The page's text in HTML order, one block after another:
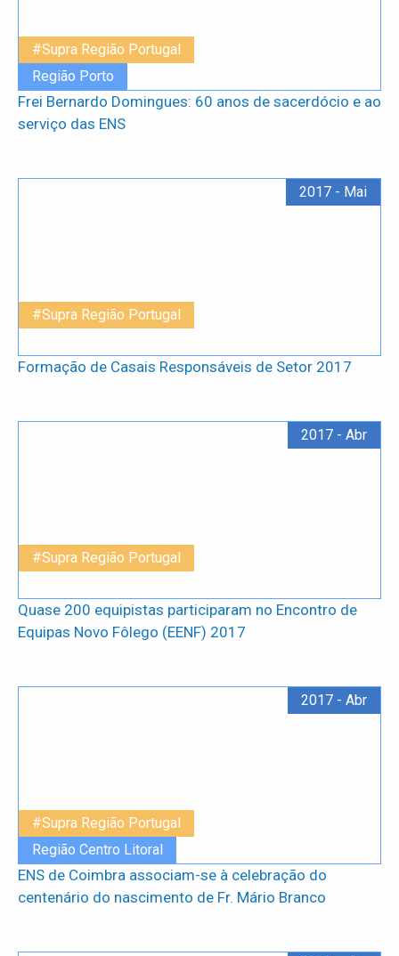
#Supra Região Portugal
Região Porto
Frei Bernardo Domingues: 60 anos de sacerdócio e ao
serviço das ENS
#Supra Região Portugal
2017 - Mai
Formação de Casais Responsáveis de Setor 2017
#Supra Região Portugal
2017 - Abr
Quase 200 equipistas participaram no Encontro de
Equipas Novo Fôlego (EENF) 2017
#Supra Região Portugal
Região Centro Litoral
2017 - Abr
ENS de Coimbra associam-se à celebração do
centenário do nascimento de Fr. Mário Branco